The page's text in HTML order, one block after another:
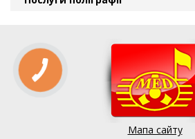
Мапа сайту